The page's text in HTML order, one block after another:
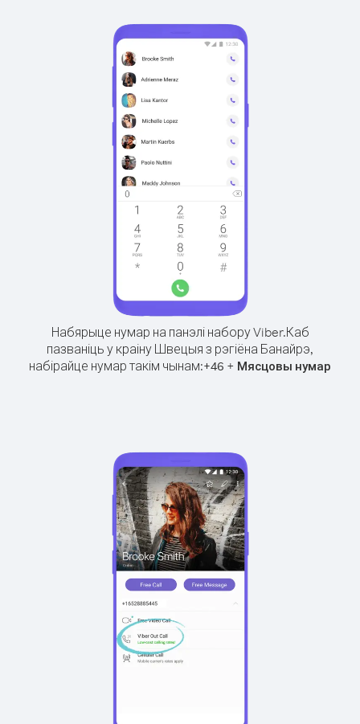
Набярыце нумар на панэлі набору Viber.Каб
пазваніць у краіну Швецыя з рэгіёна Банайрэ,
набірайце нумар такім чынам:+46 + Мясцовы нумар